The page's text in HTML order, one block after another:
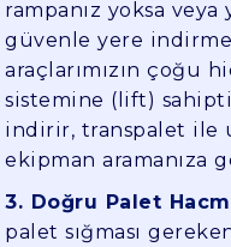
rampanız yoksa veya
güvenle yere
araçlarımızın çoğu
sistemine (lift)
indirir, transpalet ile
ekipman aramanıza
3. Doğru Palet
palet sığması